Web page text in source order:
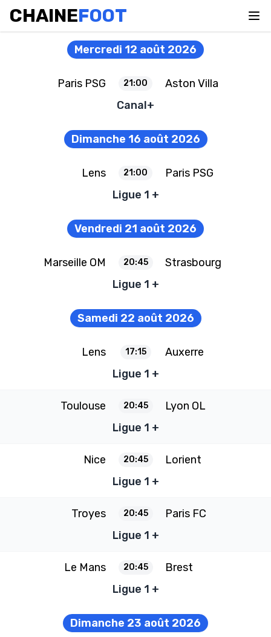
CHAINEFOOT
Mercredi 12 août 2026
Paris PSG 21:00
Aston Villa
Canal+
Dimanche 16 août 2026
Lens 21:00
Paris PSG
Ligue 1 +
Vendredi 21 août 2026
Marseille OM 20:45
Strasbourg
Ligue 1 +
Samedi 22 août 2026
Lens 17:15
Auxerre
Ligue 1 +
Toulouse 20:45
Lyon OL
Ligue 1 +
Nice 20:45
Lorient
Ligue 1 +
Troyes 20:45
Paris FC
Ligue 1 +
Le Mans 20:45
Brest
Ligue 1 +
Dimanche 23 août 2026